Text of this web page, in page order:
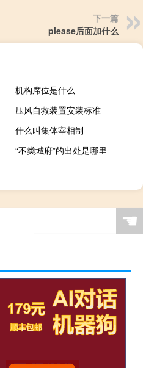
下一篇
please后面加什么
机构席位是什么
压风自救装置安装标准
什么叫集体宰相制
“不类城府”的出处是哪里
☚